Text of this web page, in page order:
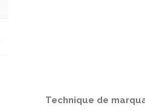
Technique de